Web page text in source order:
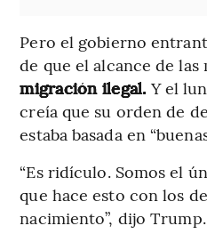
Pero el gobierno
de que el alcance de las
migración ilegal. Y el
creía que su orden de
estaba basada en
“Es ridículo. Somos el
que hace esto con los
nacimiento”, dijo Trump.